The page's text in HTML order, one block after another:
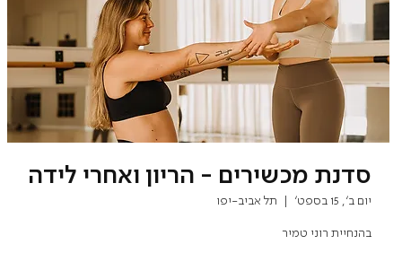
סדנת מכשירים - הריון ואחרי לידה
יום ב׳, 15 בספט׳ תל אביב-יפו
בהנחיית רוני טמיר